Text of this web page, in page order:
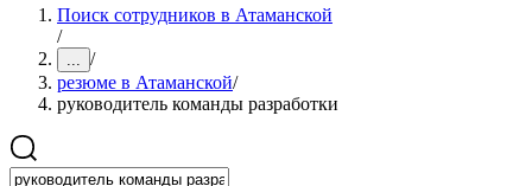
Поиск сотрудников в Атаманской
/
... /
резюме в Атаманской/
руководитель команды разработки